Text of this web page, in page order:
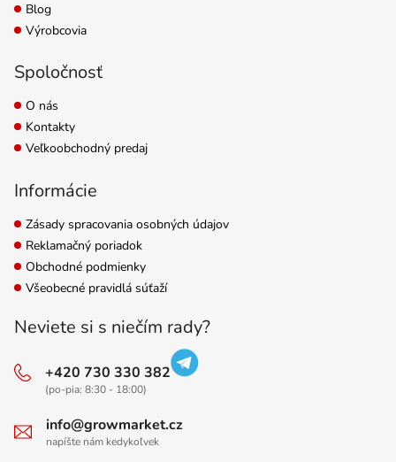
Blog
Výrobcovia
Spoločnosť
O nás
Kontakty
Veľkoobchodný predaj
Informácie
Zásady spracovania osobných údajov
Reklamačný poriadok
Obchodné podmienky
Všeobecné pravidlá súťaží
Neviete si s niečím rady?
+420 730 330 382
(po-pia: 8:30 - 18:00)
info@growmarket.cz
napíšte nám kedykoľvek